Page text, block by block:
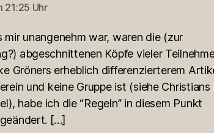
21:25 Uhr
unangenehm war, waren die (zur
abgeschnittenen Köpfe vieler
Gröners erheblich differenzierterem
und keine Gruppe ist (siehe Christians
habe ich die “Regeln” in diesem Punkt
[…]